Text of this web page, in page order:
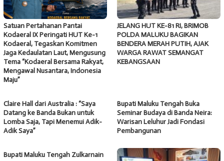
Satuan Pertahanan Pantai
Kodaeral IX Peringati HUT Ke-1
Kodaeral, Tegaskan Komitmen
Jaga Kedaulatan Laut, Mengusung
Tema “Kodaeral Bersama Rakyat,
Mengawal Nusantara, Indonesia
Maju”
JELANG HUT KE-81 RI, BRIMOB
POLDA MALUKU BAGIKAN
BENDERA MERAH PUTIH, AJAK
WARGA RAWAT SEMANGAT
KEBANGSAAN
Claire Hall dari Australia : “Saya
Datang ke Banda Bukan untuk
Lomba Saja, Tapi Menemui Adik-
Adik Saya”
Bupati Maluku Tengah Buka
Seminar Budaya di Banda Neira:
Warisan Leluhur Jadi Fondasi
Pembangunan
Bupati Maluku Tengah Zulkarnain